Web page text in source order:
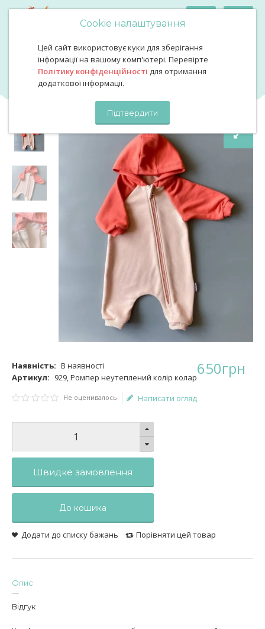
Cookie налаштування
Цей сайт використовує куки для зберігання
інформації на вашому комп'ютері. Перевірте
Політику конфіденційності для отримання
додаткової інформації.
Підтвердити
Ромпер неутеплений колір колар
Ромпер неутеплений колір
колар
Наявність: В наявності
Артикул: 929, Ромпер неутеплений колір колар650грн
Не оценивалось Написати огляд
Швидке замовлення
До кошика
Додати до списку бажань Порівняти цей товар
Опис
Відгук